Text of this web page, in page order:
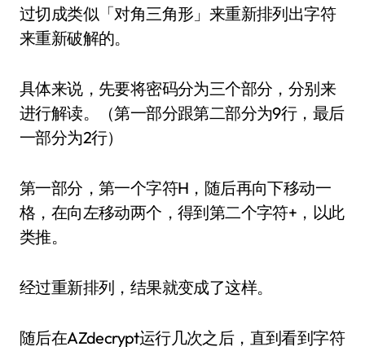
过切成类似「对角三角形」来重新排列出字符
来重新破解的。
具体来说，先要将密码分为三个部分，分别来
进行解读。（第一部分跟第二部分为9行，最后
一部分为2行）
第一部分，第一个字符H，随后再向下移动一
格，在向左移动两个，得到第二个字符+，以此
类推。
经过重新排列，结果就变成了这样。
随后在AZdecrypt运行几次之后，直到看到字符